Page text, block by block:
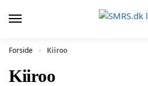
Forside » Kiiroo
Kiiroo